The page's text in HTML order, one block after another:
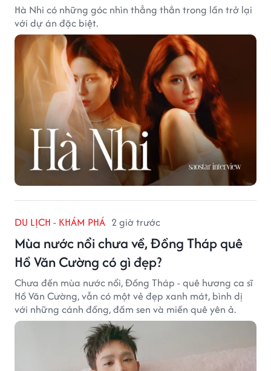
Hà Nhi có những góc nhìn thẳng thắn trong lần trở lại
với dự án đặc biệt.
DU LỊCH - KHÁM PHÁ 2 giờ trước
Mùa nước nổi chưa về, Đồng Tháp quê
Hồ Văn Cường có gì đẹp?
Chưa đến mùa nước nổi, Đồng Tháp - quê hương ca sĩ
Hồ Văn Cường, vẫn có một vẻ đẹp xanh mát, bình dị
với những cánh đồng, đầm sen và miền quê yên ả.